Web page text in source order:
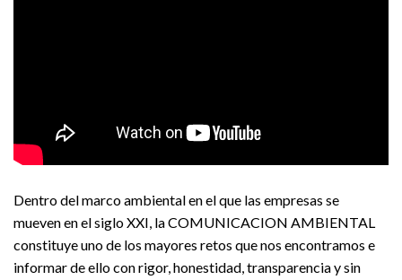
Dentro del marco ambiental en el que las empresas se
mueven en el siglo XXI, la COMUNICACION AMBIENTAL
constituye uno de los mayores retos que nos encontramos e
informar de ello con rigor, honestidad, transparencia y sin